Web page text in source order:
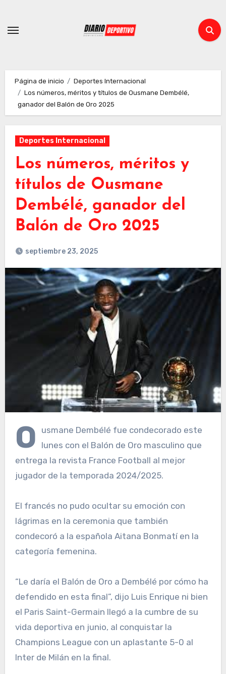
contenido
Página de inicio
Deportes Internacional
Los números, méritos y títulos de Ousmane Dembélé,
ganador del Balón de Oro 2025
Deportes Internacional
Los números, méritos y
títulos de Ousmane
Dembélé, ganador del
Balón de Oro 2025
septiembre 23, 2025
O
usmane Dembélé fue condecorado este
lunes con el Balón de Oro masculino que
entrega la revista France Football al mejor
jugador de la temporada 2024/2025.
El francés no pudo ocultar su emoción con
lágrimas en la ceremonia que también
condecoró a la española Aitana Bonmatí en la
categoría femenina.
“Le daría el Balón de Oro a Dembélé por cómo ha
defendido en esta final”, dijo Luis Enrique ni bien
el Paris Saint-Germain llegó a la cumbre de su
vida deportiva en junio, al conquistar la
Champions League con un aplastante 5-0 al
Inter de Milán en la final.